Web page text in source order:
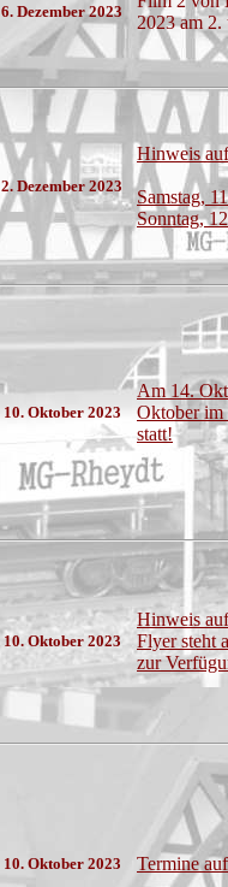
6. Dezember 2023
2023 am 2.
2. Dezember 2023
Hinweis
Samstag,
Sonntag,
10. Oktober 2023
Am 14.
Oktober im
statt!
10. Oktober 2023
Hinweis
Flyer steht
zur
10. Oktober 2023 Termine